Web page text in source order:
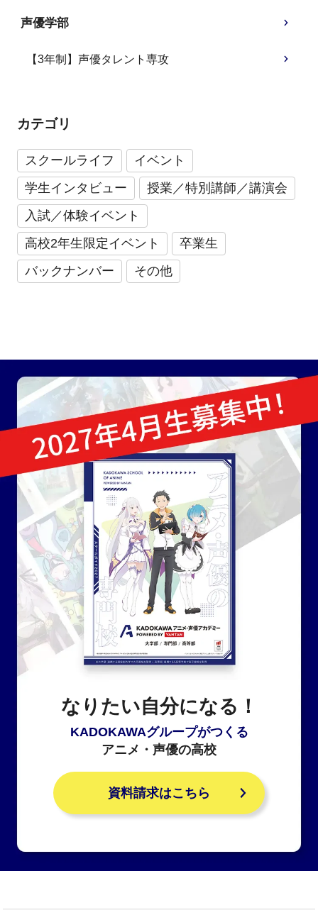
声優学部
【3年制】声優タレント専攻
カテゴリ
スクールライフ
イベント
学生インタビュー
授業／特別講師／講演会
入試／体験イベント
高校2年生限定イベント
卒業生
バックナンバー
その他
なりたい自分になる！
KADOKAWAグループがつくる
アニメ・声優の高校
資料請求はこちら